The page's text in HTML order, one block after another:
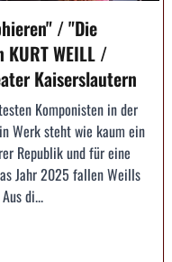
/ "Die
KURT WEILL /
Kaiserslautern
Komponisten in der
Werk steht wie kaum ein
Republik und für eine
Jahr 2025 fallen Weills
di...